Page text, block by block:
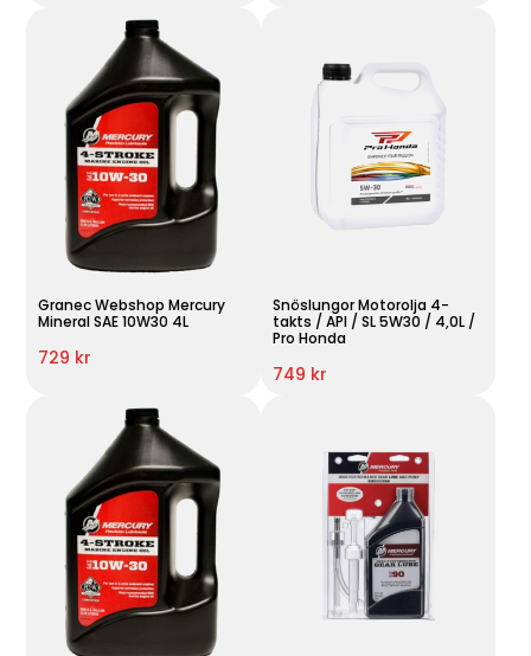
Granec Webshop Mercury
Mineral SAE 10W30 4L
729 kr
Snöslungor Motorolja 4-
takts / API / SL 5W30 / 4,0L /
Pro Honda
749 kr